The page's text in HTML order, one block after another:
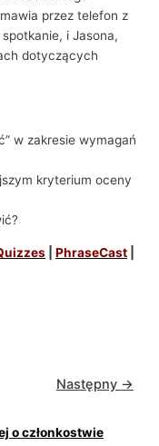
przez telefon z
i Jasona,
dotyczących
w zakresie wymagań
kryterium oceny
|PhraseCast
Następny →
o członkostwie